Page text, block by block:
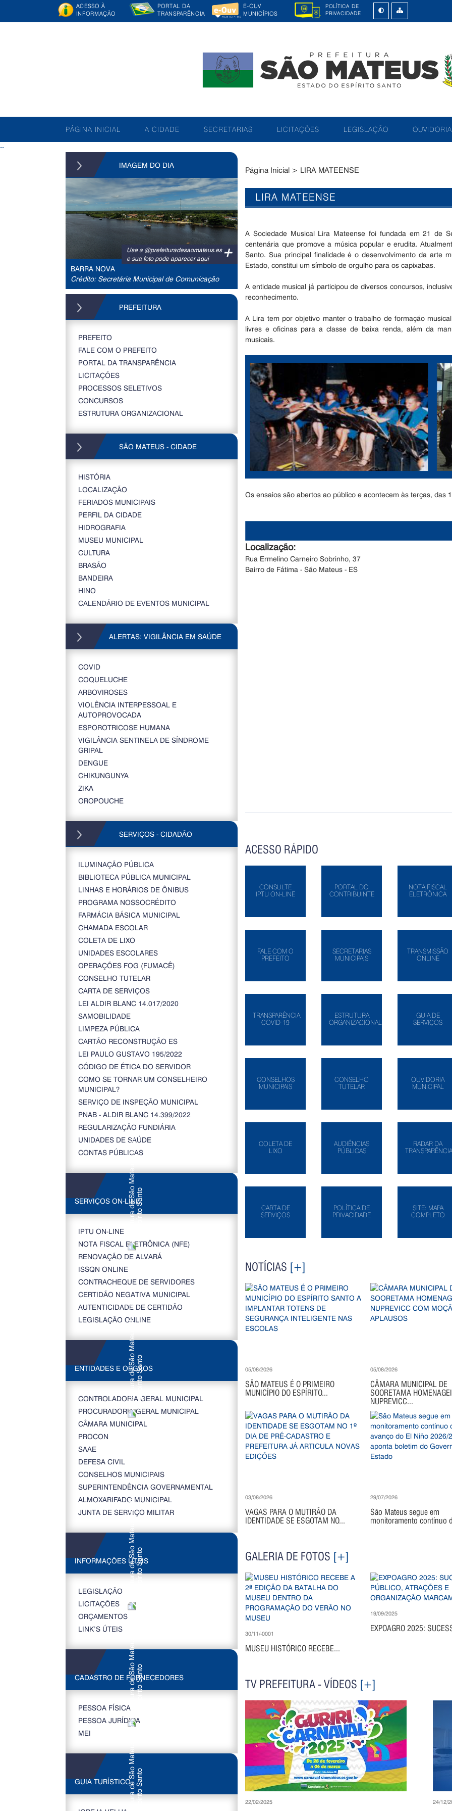
ACESSO À
INFORMAÇÃO
PORTAL DA
TRANSPARÊNCIA
E-OUV
MUNICÍPIOS
POLÍTICA DE
PRIVACIDADE
PÁGINA INICIAL A CIDADE SECRETARIAS LICITAÇÕES LEGISLAÇÃO OUVIDORIA
--
IMAGEM DO DIA
+
Use a @prefeituradesaomateus.es
e sua foto pode aparecer aqui
BARRA NOVA
Crédito: Secretária Municipal de Comunicação
PREFEITURA
PREFEITO
FALE COM O PREFEITO
PORTAL DA TRANSPARÊNCIA
LICITAÇÕES
PROCESSOS SELETIVOS
CONCURSOS
ESTRUTURA ORGANIZACIONAL
SÃO MATEUS - CIDADE
HISTÓRIA
LOCALIZAÇÃO
FERIADOS MUNICIPAIS
PERFIL DA CIDADE
HIDROGRAFIA
MUSEU MUNICIPAL
CULTURA
BRASÃO
BANDEIRA
HINO
CALENDÁRIO DE EVENTOS MUNICIPAL
ALERTAS: VIGILÂNCIA EM SAÚDE
COVID
COQUELUCHE
ARBOVIROSES
VIOLÊNCIA INTERPESSOAL E
AUTOPROVOCADA
ESPOROTRICOSE HUMANA
VIGILÂNCIA SENTINELA DE SÍNDROME
GRIPAL
DENGUE
CHIKUNGUNYA
ZIKA
OROPOUCHE
SERVIÇOS - CIDADÃO
ILUMINAÇÃO PÚBLICA
BIBLIOTECA PÚBLICA MUNICIPAL
LINHAS E HORÁRIOS DE ÔNIBUS
PROGRAMA NOSSOCRÉDITO
FARMÁCIA BÁSICA MUNICIPAL
CHAMADA ESCOLAR
COLETA DE LIXO
UNIDADES ESCOLARES
OPERAÇÕES FOG (FUMACÊ)
CONSELHO TUTELAR
CARTA DE SERVIÇOS
LEI ALDIR BLANC 14.017/2020
SAMOBILIDADE
LIMPEZA PÚBLICA
CARTÃO RECONSTRUÇÃO ES
LEI PAULO GUSTAVO 195/2022
CÓDIGO DE ÉTICA DO SERVIDOR
COMO SE TORNAR UM CONSELHEIRO
MUNICIPAL?
SERVIÇO DE INSPEÇÃO MUNICIPAL
PNAB - ALDIR BLANC 14.399/2022
REGULARIZAÇÃO FUNDIÁRIA
UNIDADES DE SAÚDE
CONTAS PÚBLICAS
SERVIÇOS ON-LINE
IPTU ON-LINE
NOTA FISCAL ELETRÔNICA (NFE)
RENOVAÇÃO DE ALVARÁ
ISSQN ONLINE
CONTRACHEQUE DE SERVIDORES
CERTIDÃO NEGATIVA MUNICIPAL
AUTENTICIDADE DE CERTIDÃO
LEGISLAÇÃO ONLINE
ENTIDADES E ORGÃOS
CONTROLADORIA GERAL MUNICIPAL
PROCURADORIA GERAL MUNICIPAL
CÂMARA MUNICIPAL
PROCON
SAAE
DEFESA CIVIL
CONSELHOS MUNICIPAIS
SUPERINTENDÊNCIA GOVERNAMENTAL
ALMOXARIFADO MUNICIPAL
JUNTA DE SERVIÇO MILITAR
INFORMAÇÕES ÚTEIS
LEGISLAÇÃO
LICITAÇÕES
ORÇAMENTOS
LINK’S ÚTEIS
CADASTRO DE FORNECEDORES
PESSOA FÍSICA
PESSOA JURÍDICA
MEI
GUIA TURÍSTICO
Página Inicial > LIRA MATEENSE
LIRA MATEENSE
A Sociedade Musical Lira Mateense foi fundada em 21 de
centenária que promove a música popular e erudita.
Santo. Sua principal finalidade é o desenvolvimento da arte
Estado, constitui um símbolo de orgulho para os capixabas.
A entidade musical já participou de diversos concursos,
reconhecimento.
A Lira tem por objetivo manter o trabalho de formação
livres e oficinas para a classe de baixa renda, além da
musicais.
Os ensaios são abertos ao público e acontecem às terças, das
Localização:
Rua Ermelino Carneiro Sobrinho, 37
Bairro de Fátima - São Mateus - ES
ACESSO RÁPIDO
CONSULTE
IPTU ON-LINE
PORTAL DO
CONTRIBUINTE
NOTA FISCAL
ELETRÔNICA
FALE COM O
PREFEITO
SECRETARIAS
MUNICIPAIS
TRANSMISSÃO
ONLINE
TRANSPARÊNCIA
COVID-19
ESTRUTURA
ORGANIZACIONAL
GUIA DE
SERVIÇOS
CONSELHOS
MUNICIPAIS
CONSELHO
TUTELAR
OUVIDORIA
MUNICIPAL
COLETA DE
LIXO
AUDIÊNCIAS
PÚBLICAS
RADAR DA
TRANSPARÊNCIA
CARTA DE
SERVIÇOS
POLÍTICA DE
PRIVACIDADE
SITE: MAPA
COMPLETO
NOTÍCIAS [+]
05/08/2026
SÃO MATEUS É O PRIMEIRO
MUNICÍPIO DO ESPÍRITO...
05/08/2026
CÂMARA MUNICIPAL DE
SOORETAMA
NUPREVICC...
03/08/2026
VAGAS PARA O MUTIRÃO DA
IDENTIDADE SE ESGOTAM NO...
29/07/2026
São Mateus segue em
monitoramento contínuo
GALERIA DE FOTOS [+]
30/11/-0001
MUSEU HISTÓRICO RECEBE...
19/09/2025
EXPOAGRO 2025:
TV PREFEITURA - VÍDEOS [+]
22/02/2025 24/12/